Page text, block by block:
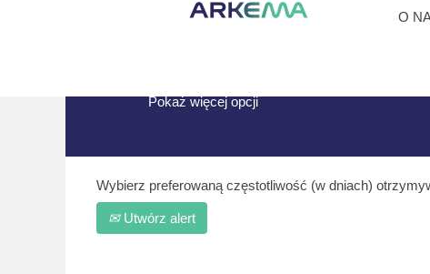
O
Poniżej zaprezentowano najnowsze
Pokaż więcej opcji
Wybierz preferowaną częstotliwość (w dniach)
Utwórz alert